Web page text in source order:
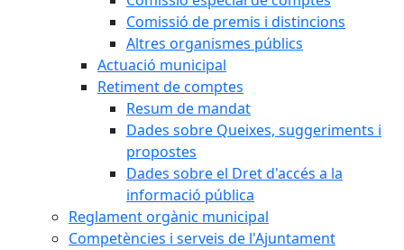
Comissió de premis i distincions
Altres organismes públics
Actuació municipal
Retiment de comptes
Resum de mandat
Dades sobre Queixes, suggeriments i
propostes
Dades sobre el Dret d'accés a la
informació pública
Reglament orgànic municipal
Competències i serveis de l'Ajuntament